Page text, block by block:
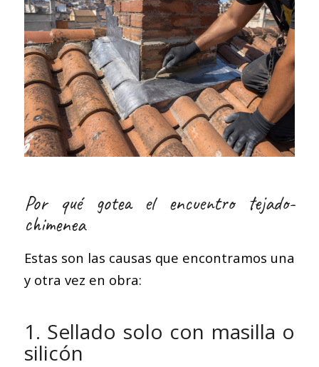
Por qué gotea el encuentro tejado-
chimenea
Estas son las causas que encontramos una
y otra vez en obra:
1. Sellado solo con masilla o
silicón